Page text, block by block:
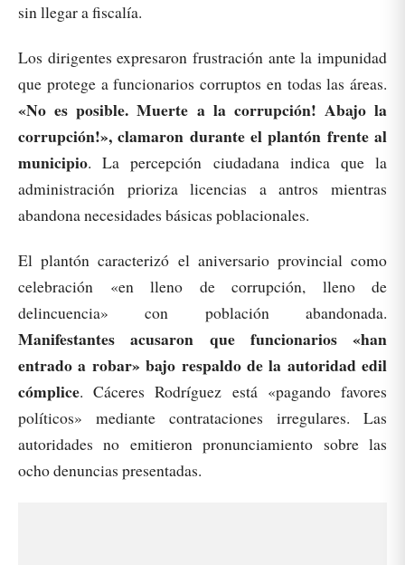
sin llegar a fiscalía.
Los dirigentes expresaron frustración ante la impunidad
que protege a funcionarios corruptos en todas las áreas.
«No es posible. Muerte a la corrupción! Abajo la
corrupción!», clamaron durante el plantón frente al
municipio. La percepción ciudadana indica que la
administración prioriza licencias a antros mientras
abandona necesidades básicas poblacionales.
El plantón caracterizó el aniversario provincial como
celebración «en lleno de corrupción, lleno de
delincuencia» con población abandonada.
Manifestantes acusaron que funcionarios «han
entrado a robar» bajo respaldo de la autoridad edil
cómplice. Cáceres Rodríguez está «pagando favores
políticos» mediante contrataciones irregulares. Las
autoridades no emitieron pronunciamiento sobre las
ocho denuncias presentadas.